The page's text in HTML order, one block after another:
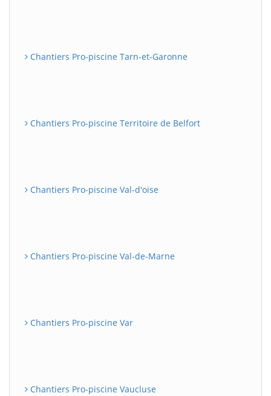
Chantiers Pro-piscine Tarn-et-Garonne
Chantiers Pro-piscine Territoire de Belfort
Chantiers Pro-piscine Val-d'oise
Chantiers Pro-piscine Val-de-Marne
Chantiers Pro-piscine Var
Chantiers Pro-piscine Vaucluse